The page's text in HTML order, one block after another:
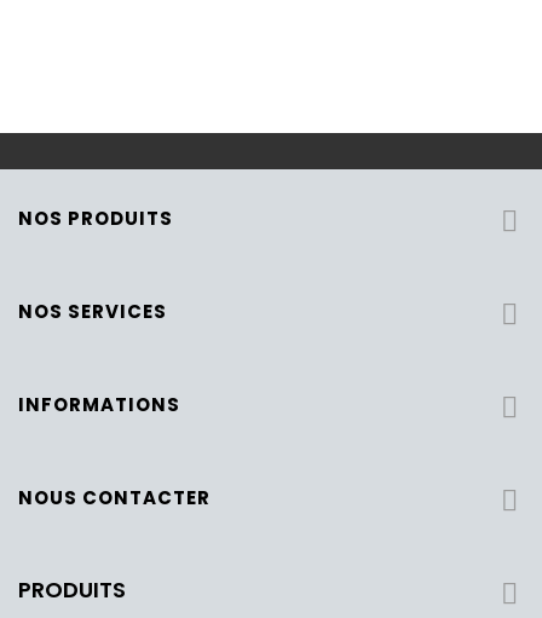
NOS PRODUITS 
NOS SERVICES 
INFORMATIONS 
NOUS CONTACTER 
PRODUITS 